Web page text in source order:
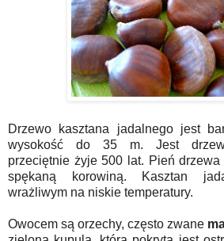
Drzewo kasztana jadalnego jest
wysokość do 35 m. Jest
przeciętnie żyje 500 lat. Pień drzewa
spękaną korowiną. Kasztan
wrażliwym na niskie temperatury.
Owocem są orzechy, często zwane